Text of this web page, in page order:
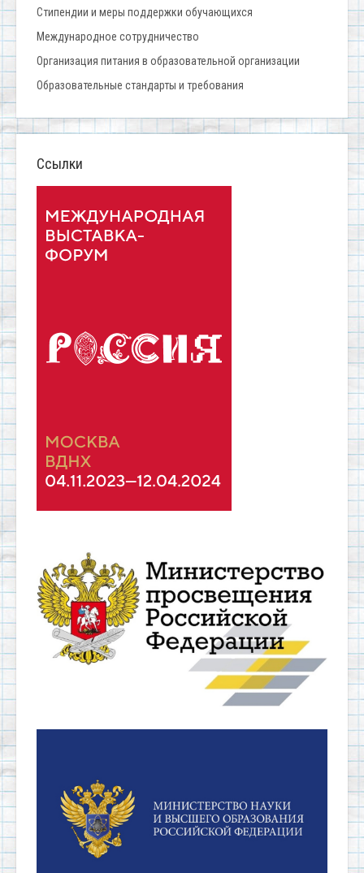
Стипендии и меры поддержки обучающихся
Международное сотрудничество
Организация питания в образовательной организации
Образовательные стандарты и требования
Ссылки